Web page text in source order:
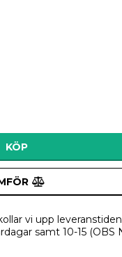
KÖP
vi upp
samt 10-15 (OBS